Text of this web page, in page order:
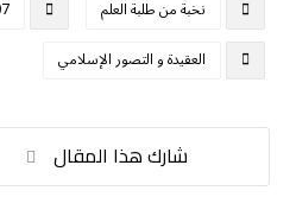
نخبة من طلبة العلم
العقيدة و التصور الإسلامي